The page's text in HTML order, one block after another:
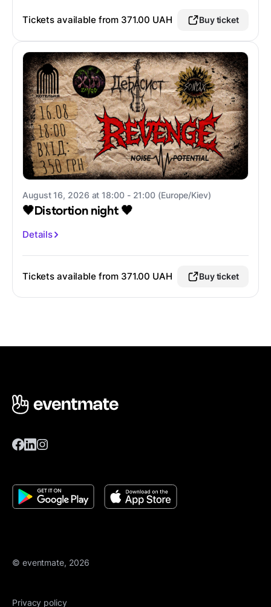
Tickets available from 371.00 UAH Buy ticket
August 16, 2026 at 18:00 - 21:00 (Europe/Kiev)
🖤Distortion night 🖤
Details
Tickets available from 371.00 UAH Buy ticket
© eventmate, 2026
Privacy policy